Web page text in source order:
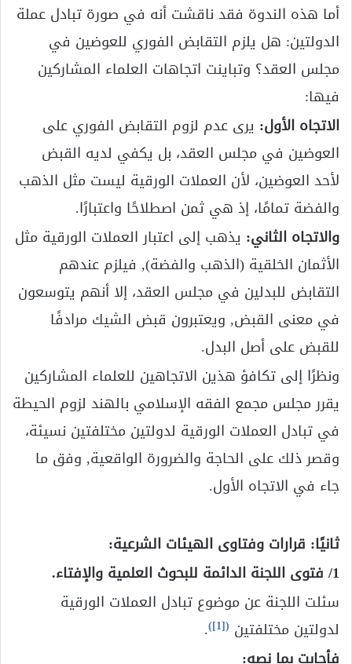
أما هذه الندوة فقد ناقشت أنه في صورة تبادل عملة
الدولتين: هل يلزم التقابض الفوري للعوضين في
مجلس العقد؟ وتباينت اتجاهات العلماء المشاركين
فيها:
الاتجاه الأول: يرى عدم لزوم التقابض الفوري على
العوضين في مجلس العقد، بل يكفي لديه القبض
لأحد العوضين، لأن العملات الورقية ليست مثل الذهب
والفضة تمامًا، إذ هي ثمن اصطلاحًا واعتبارًا.
والاتجاه الثاني: يذهب إلى اعتبار العملات الورقية مثل
الأثمان الخلقية (الذهب والفضة), فيلزم عندهم
التقابض للبدلين في مجلس العقد، إلا أنهم يتوسعون
في معنى القبض, ويعتبرون قبض الشيك مرادفًا
للقبض على أصل البدل.
ونظرًا إلى تكافؤ هذين الاتجاهين للعلماء المشاركين
يقرر مجلس مجمع الفقه الإسلامي بالهند لزوم الحيطة
في تبادل العملات الورقية لدولتين مختلفتين نسيئة،
وقصر ذلك على الحاجة والضرورة الواقعية, وفق ما
جاء في الاتجاه الأول.
ثانيًا: قرارات وفتاوى الهيئات الشرعية:
1/ فتوى اللجنة الدائمة للبحوث العلمية والإفتاء.
سئلت اللجنة عن موضوع تبادل العملات الورقية
لدولتين مختلفتين (
[1]
)
.